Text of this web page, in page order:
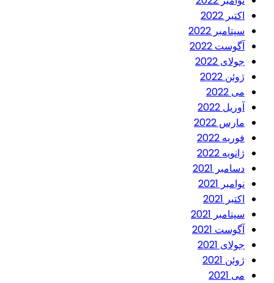
اکتبر 2022
سپتامبر 2022
آگوست 2022
جولای 2022
ژوئن 2022
می 2022
آوریل 2022
مارس 2022
فوریه 2022
ژانویه 2022
دسامبر 2021
نوامبر 2021
اکتبر 2021
سپتامبر 2021
آگوست 2021
جولای 2021
ژوئن 2021
می 2021